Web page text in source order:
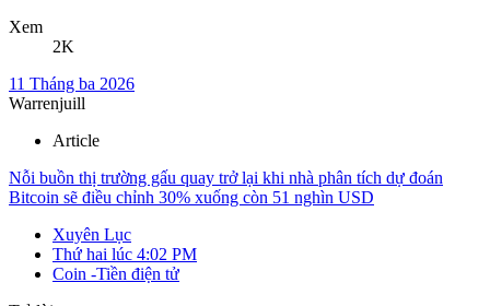
Xem
2K
11 Tháng ba 2026
Warrenjuill
Article
Nỗi buồn thị trường gấu quay trở lại khi nhà phân tích dự đoán
Bitcoin sẽ điều chỉnh 30% xuống còn 51 nghìn USD
Xuyên Lục
Thứ hai lúc 4:02 PM
Coin -Tiền điện tử